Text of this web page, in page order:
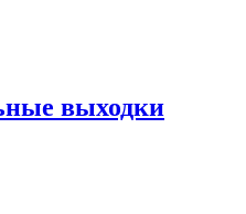
выходки